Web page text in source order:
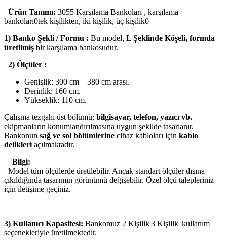
Ürün Tanımı: 3055 Karşılama Bankoları , karşılama
bankoları0tek kişilikten, iki kişilik, üç kişilik0
1) Banko Şekli / Formu : Bu model, L Şeklinde Köşeli, formda
üretilmiş bir karşılama bankosudur.
2) Ölçüler :
Genişlik: 300 cm – 380 cm arası.
Derinlik: 160 cm.
Yükseklik: 110 cm.
Çalışma tezgahı üst bölümü; bilgisayar, telefon, yazıcı vb.
ekipmanların konumlandırılmasına uygun şekilde tasarlanır.
Bankonun sağ ve sol bölümlerine cihaz kabloları için kablo
delikleri açılmaktadır.
Bilgi:
Model tüm ölçülerde üretilebilir. Ancak standart ölçüler dışına
çıkıldığında tasarımın görünümü değişebilir. Özel ölçü talepleriniz
için iletişime geçiniz.
3) Kullanıcı Kapasitesi: Bankomuz 2 Kişilik|3 Kişilik| kullanım
seçenekleriyle üretilmektedir.